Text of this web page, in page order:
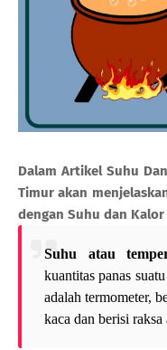
Dalam Artikel Suhu
Timur akan
dengan Suhu dan Kalor
Suhu atau
kuantitas panas
adalah termometer,
kaca dan berisi